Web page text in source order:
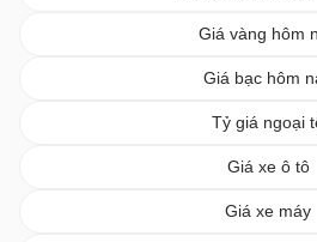
Giá vàng hôm
Giá bạc hôm
Tỷ giá ngoại
Giá xe ô tô
Giá xe máy